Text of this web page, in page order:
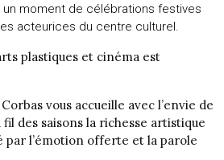
un moment de célébrations festives
acteurices du centre culturel.
plastiques et cinéma est
vous accueille avec l’envie de
des saisons la richesse artistique
par l’émotion offerte et la parole